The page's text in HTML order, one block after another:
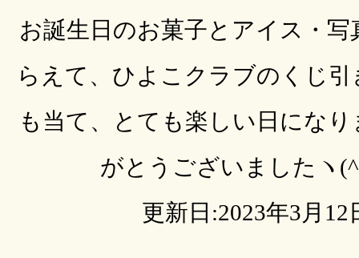
お誕生日のお菓子とアイス・
らえて、ひよこクラブのくじ
も当て、とても楽しい日にな
がとうございましたヽ
更新日:2023年3月12